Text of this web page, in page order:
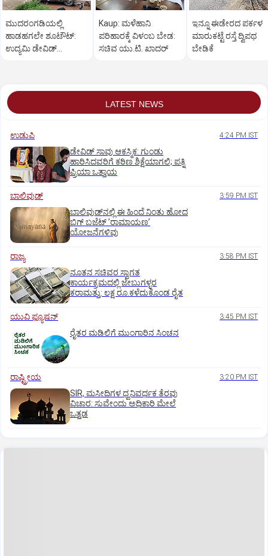
ಮುದರಂಗಡಿಯಲ್ಲಿ
ಹಾಡಹಗಲೇ ಶೂಟೌಟ್:‌
ಉದ್ಯಮಿ ಡೇವಿಡ್‌
Kaup: ಮಳೆಹಾನಿ
ಪರಿಹಾರಕ್ಕೆ ವಿಳಂಬ ಬೇಡ:
ಸಚಿವ ಯು.ಟಿ. ಖಾದರ್
ಇನ್ನೂ ಈಡೇರದ ಪರ್ಕಳ
ಮಾರುಕಟ್ಟೆ ರಸ್ತೆ ದ್ವಿಪಥ
ಬೇಡಿಕೆ
LATEST NEWS
ಉಡುಪಿ 4:24 PM IST
ಡೇವಿಡ್ ಸಾವು ಆಕಸ್ಮಿಕ: ಗುಂಡು
ಹಾರಿಸಿದವರಿಗೆ ಕಠಿಣ ಶಿಕ್ಷೆಯಾಗಲಿ; ಪತ್ನಿ
ಪ್ರಿಯಾ ಒತ್ತಾಯ
ಬಾಲಿವುಡ್‌ 3:59 PM IST
ಬಾಲಿವುಡ್‌ನಲ್ಲಿ ಈ ಹಿಂದೆ ನಿಂತು ಹೋದ
ಬಿಗ್‌ ಬಜೆಟ್ ʼರಾಮಾಯಣʼ‌
ಯೋಜನೆಗಳಿವು
ರಾಜ್ಯ 3:58 PM IST
ನೂತನ ಸಚಿವರ ಸ್ವಾಗತ
ಕಾರ್ಯಕ್ರಮದಲ್ಲಿ ಜೇಬುಗಳ್ಳರ
ಕರಾಮತ್ತು: ಲಕ್ಷ ರೂ.ಕಳೆದುಕೊಂಡ ರೈತ
ಯುವಿ ಫ್ಯೂಷನ್ 3:45 PM IST
ರೈತರ ಮಡಿಲಿಗೆ ಮುಂಗಾರಿನ ಸಿಂಚನ
ರಾಷ್ಟ್ರೀಯ 3:20 PM IST
SIR, ಮಸೀದಿಗಳ ಧ್ವನಿವರ್ಧಕ ತೆರವು
ವಿಚಾರ: ಸುವೇಂದು ಅಧಿಕಾರಿ ಮೇಲೆ
ಒತ್ತಡ